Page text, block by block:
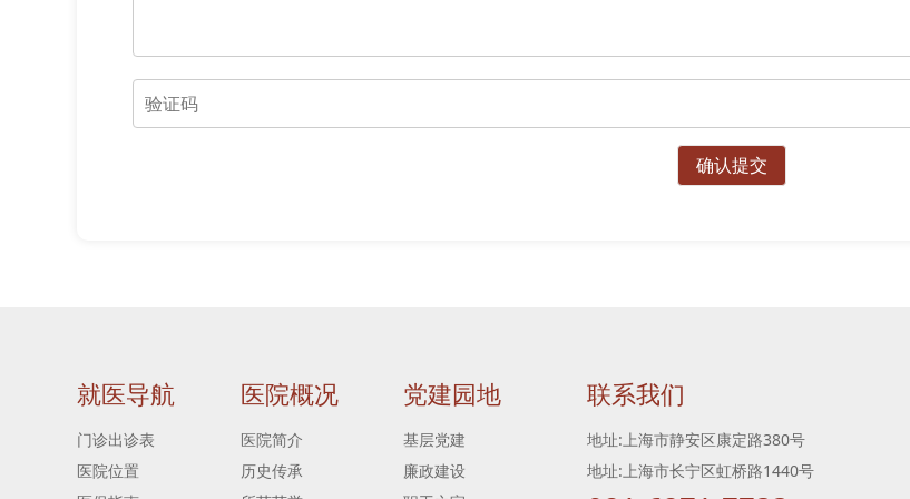
确认提交
就医导航
门诊出诊表
医院位置
医院概况
医院简介
历史传承
党建园地
基层党建
廉政建设
联系我们
地址:上海市静安区康定路380号
地址:上海市长宁区虹桥路1440号